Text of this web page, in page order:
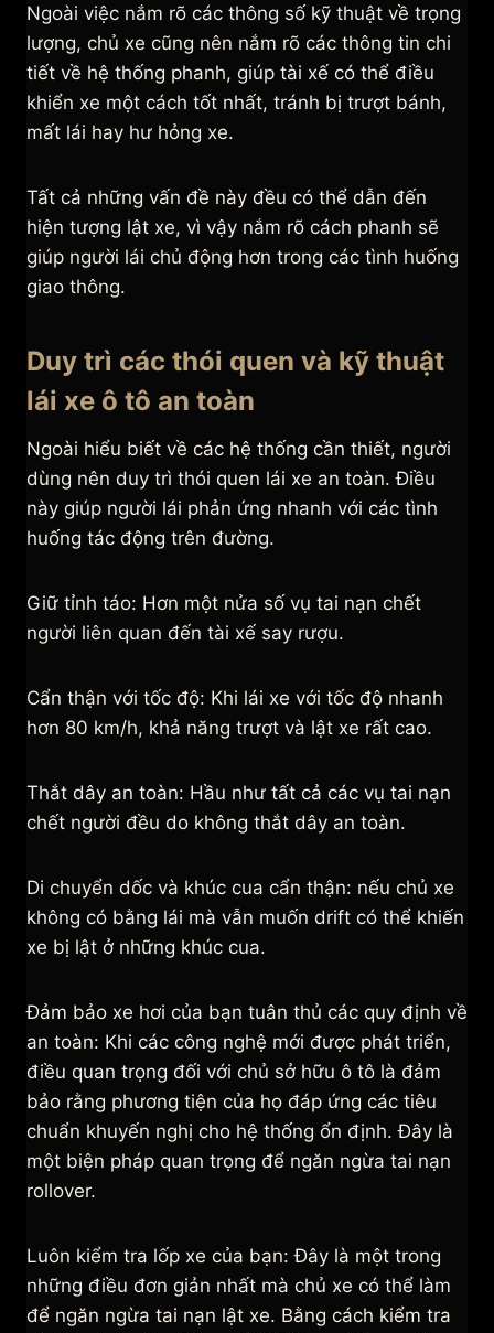
Ngoài việc nắm rõ các thông số kỹ thuật về trọng
lượng, chủ xe cũng nên nắm rõ các thông tin chi
tiết về hệ thống phanh, giúp tài xế có thể điều
khiển xe một cách tốt nhất, tránh bị trượt bánh,
mất lái hay hư hỏng xe.
Tất cả những vấn đề này đều có thể dẫn đến
hiện tượng lật xe, vì vậy nắm rõ cách phanh sẽ
giúp người lái chủ động hơn trong các tình huống
giao thông.
Duy trì các thói quen và kỹ thuật
lái xe ô tô an toàn
Ngoài hiểu biết về các hệ thống cần thiết, người
dùng nên duy trì thói quen lái xe an toàn. Điều
này giúp người lái phản ứng nhanh với các tình
huống tác động trên đường.
Giữ tỉnh táo: Hơn một nửa số vụ tai nạn chết
người liên quan đến tài xế say rượu.
Cẩn thận với tốc độ: Khi lái xe với tốc độ nhanh
hơn 80 km/h, khả năng trượt và lật xe rất cao.
Thắt dây an toàn: Hầu như tất cả các vụ tai nạn
chết người đều do không thắt dây an toàn.
Di chuyển dốc và khúc cua cẩn thận: nếu chủ xe
không có bằng lái mà vẫn muốn drift có thể khiến
xe bị lật ở những khúc cua.
Đảm bảo xe hơi của bạn tuân thủ các quy định về
an toàn: Khi các công nghệ mới được phát triển,
điều quan trọng đối với chủ sở hữu ô tô là đảm
bảo rằng phương tiện của họ đáp ứng các tiêu
chuẩn khuyến nghị cho hệ thống ổn định. Đây là
một biện pháp quan trọng để ngăn ngừa tai nạn
rollover.
Luôn kiểm tra lốp xe của bạn: Đây là một trong
những điều đơn giản nhất mà chủ xe có thể làm
để ngăn ngừa tai nạn lật xe. Bằng cách kiểm tra